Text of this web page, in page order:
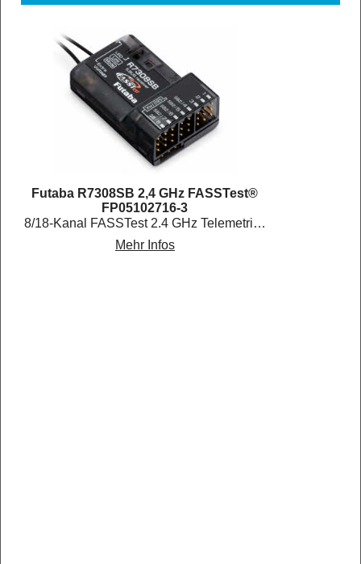
Futaba R7308SB 2,4 GHz FASSTest®
FP05102716-3
8/18-Kanal FASSTest 2.4 GHz Telemetrie-Empfänger mit S.BUS/S.BUS2 und Dual RX Link und 2 Dipol-Antennen. FASSTest26 Kanal kompatibel Nicht für FASST-Sender geeignet.
Mehr Infos